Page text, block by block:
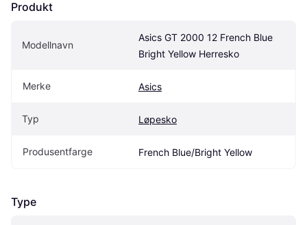
Produkt
Modellnavn
Asics GT 2000 12 French Blue
Bright Yellow Herresko
Merke Asics
Typ Løpesko
Produsentfarge French Blue/Bright Yellow
Type